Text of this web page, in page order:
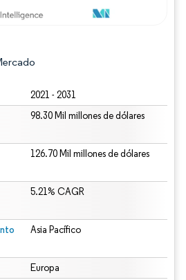
2021 - 2031
98.30 Mil millones de dólares
126.70 Mil millones de dólares
5.21% CAGR
Asia Pacífico
Europa